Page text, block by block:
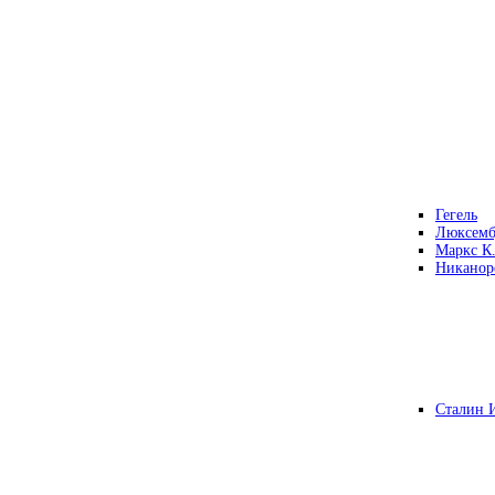
Гегель
Маркс К.
Сталин